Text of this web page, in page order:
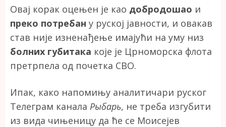
Овај корак оцењен је као добродошао и
преко потребан у руској јавности, и овакав
став није изненађење имајући на уму низ
болних губитака које је Црноморска флота
претрпела од почетка СВО.
Ипак, како напомињу аналитичари руског
Телеграм канала Рыбарь, не треба изгубити
из вида чињеницу да ће се Моисејев